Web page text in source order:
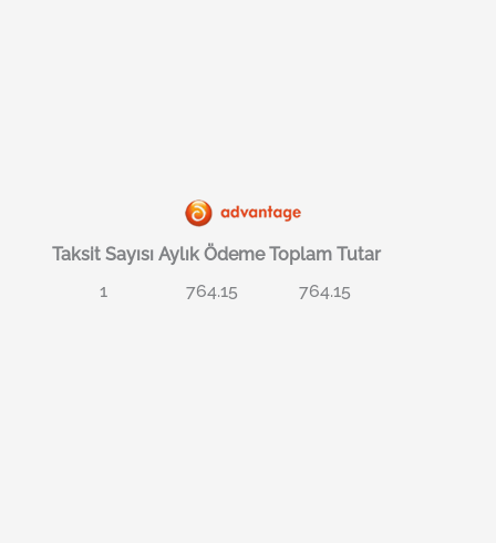
Taksit Sayısı Aylık Ödeme Toplam Tutar
1
764.15 764.15